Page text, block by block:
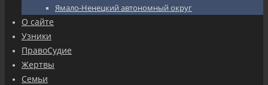
Ямало-Ненецкий автономный округ
О сайте
Узники
ПравоСудие
Жертвы
Семьи